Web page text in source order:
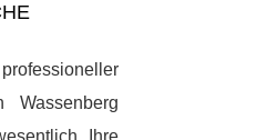
Wassenberg
Ihre